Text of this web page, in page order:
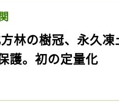
方林の樹冠、永久
護。初の定量化
お気に入りに
ログインが必